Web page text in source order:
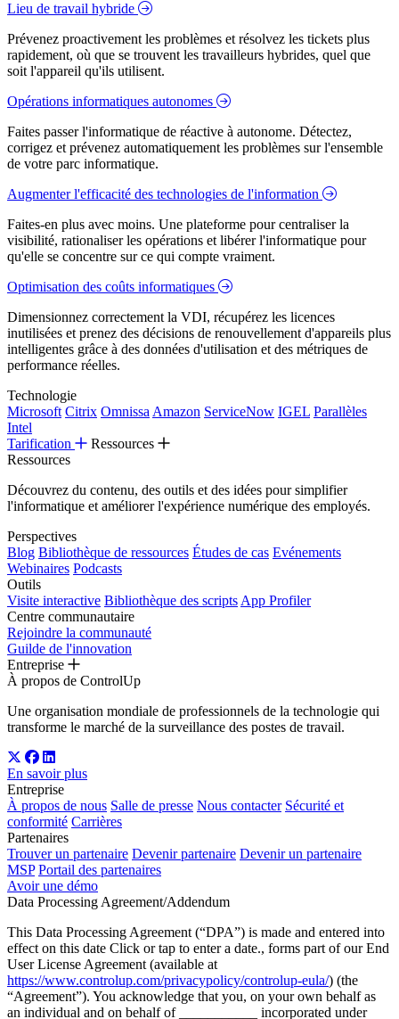
Lieu de travail hybride
Prévenez proactivement les problèmes et résolvez les tickets plus
rapidement, où que se trouvent les travailleurs hybrides, quel que
soit l'appareil qu'ils utilisent.
Opérations informatiques autonomes
Faites passer l'informatique de réactive à autonome. Détectez,
corrigez et prévenez automatiquement les problèmes sur l'ensemble
de votre parc informatique.
Augmenter l'efficacité des technologies de l'information
Faites-en plus avec moins. Une plateforme pour centraliser la
visibilité, rationaliser les opérations et libérer l'informatique pour
qu'elle se concentre sur ce qui compte vraiment.
Optimisation des coûts informatiques
Dimensionnez correctement la VDI, récupérez les licences
inutilisées et prenez des décisions de renouvellement d'appareils plus
intelligentes grâce à des données d'utilisation et des métriques de
performance réelles.
Technologie
Microsoft Citrix Omnissa Amazon ServiceNow IGEL Parallèles
Intel
Tarification
Ressources
Ressources
Découvrez du contenu, des outils et des idées pour simplifier
l'informatique et améliorer l'expérience numérique des employés.
Perspectives
Blog Bibliothèque de ressources Études de cas Evénements
Webinaires Podcasts
Outils
Visite interactive Bibliothèque des scripts App Profiler
Centre communautaire
Rejoindre la communauté
Guilde de l'innovation
Entreprise
À propos de ControlUp
Une organisation mondiale de professionnels de la technologie qui
transforme le marché de la surveillance des postes de travail.
En savoir plus
Entreprise
À propos de nous Salle de presse Nous contacter Sécurité et
conformité Carrières
Partenaires
Trouver un partenaire Devenir partenaire Devenir un partenaire
MSP Portail des partenaires
Avoir une démo
Data Processing Agreement/Addendum
This Data Processing Agreement (“DPA”) is made and entered into
effect on this date Click or tap to enter a date., forms part of our End
User License Agreement (available at
https://www.controlup.com/privacypolicy/controlup-eula/) (the
“Agreement”). You acknowledge that you, on your own behalf as
an individual and on behalf of ___________ incorporated under